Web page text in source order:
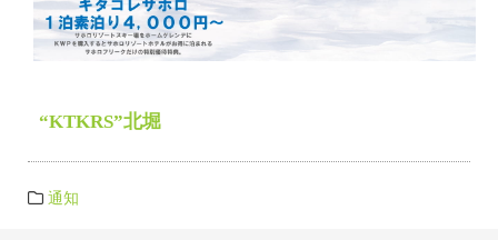
“KTKRS”北堀
通知